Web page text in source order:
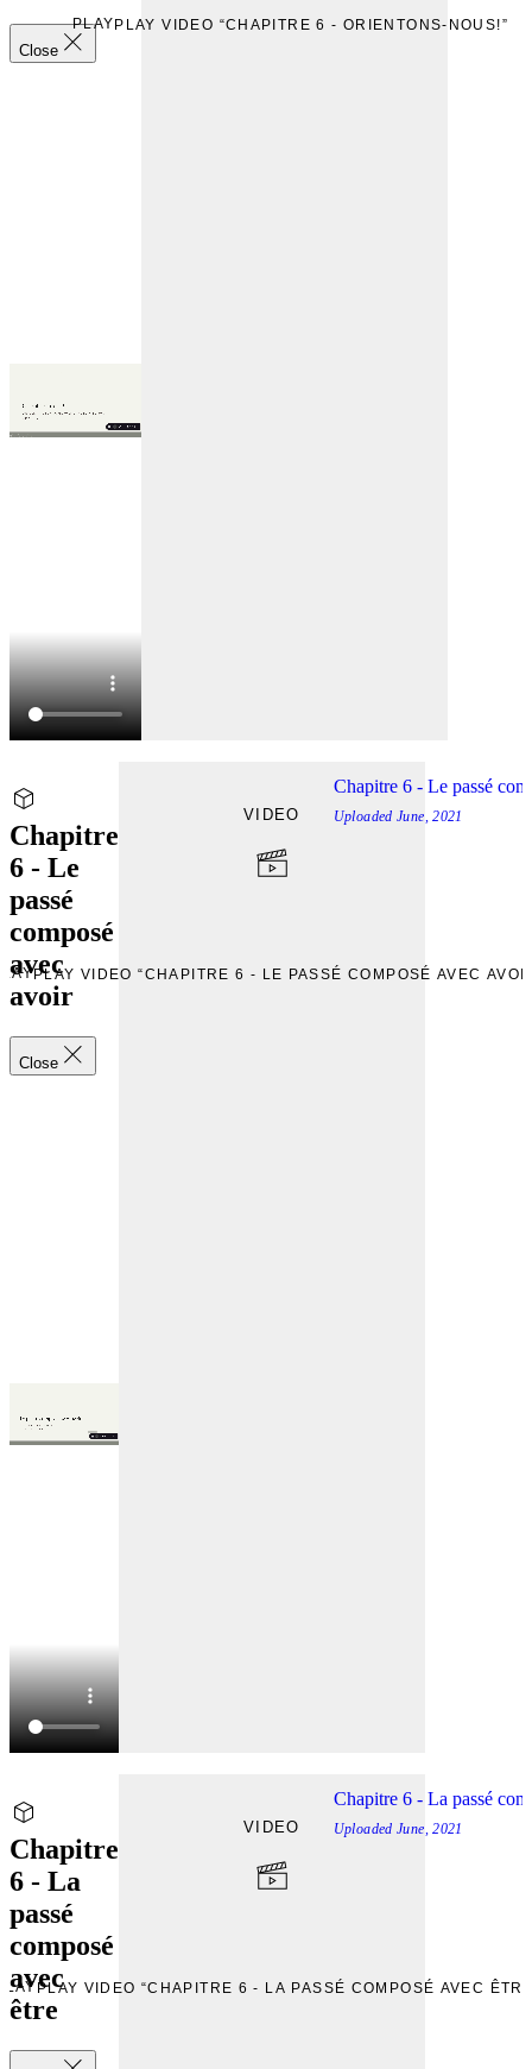
Close
PLAY PLAY VIDEO “CHAPITRE 6 - ORIENTONS-NOUS!”
Chapitre
6 - Le
passé
composé
avec
avoir
Close
VIDEO
PLAY VIDEO “CHAPITRE 6 - LE PASSÉ COMPOSÉ AVEC
Chapitre 6 - Le passé
UploadedJune, 2021
Chapitre
6 - La
passé
composé
avec
être
VIDEO
PLAY VIDEO “CHAPITRE 6 - LA PASSÉ COMPOSÉ AVEC
Chapitre 6 - La passé
UploadedJune, 2021